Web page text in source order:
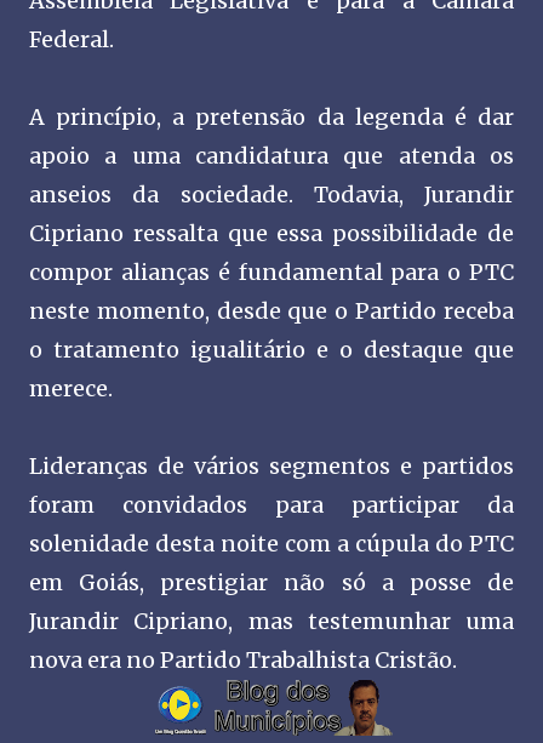
Federal.
A princípio, a pretensão da legenda é dar
apoio a uma candidatura que atenda os
anseios da sociedade. Todavia, Jurandir
Cipriano ressalta que essa possibilidade de
compor alianças é fundamental para o PTC
neste momento, desde que o Partido receba
o tratamento igualitário e o destaque que
merece.
Lideranças de vários segmentos e partidos
foram convidados para participar da
solenidade desta noite com a cúpula do PTC
em Goiás, prestigiar não só a posse de
Jurandir Cipriano, mas testemunhar uma
nova era no Partido Trabalhista Cristão.